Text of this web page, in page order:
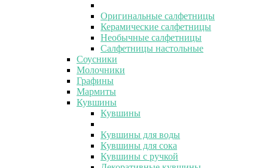
Оригинальные салфетницы
Керамические салфетницы
Необычные салфетницы
Салфетницы настольные
Соусники
Молочники
Графины
Мармиты
Кувшины
Кувшины
Кувшины для воды
Кувшины для сока
Кувшины с ручкой